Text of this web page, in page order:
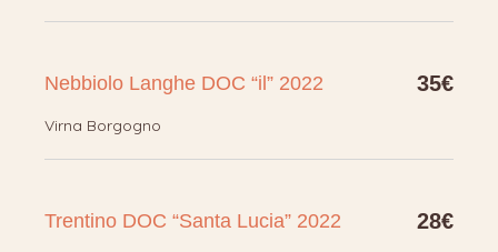
Nebbiolo Langhe DOC “il” 2022 35€
Virna Borgogno
Trentino DOC “Santa Lucia” 2022 28€